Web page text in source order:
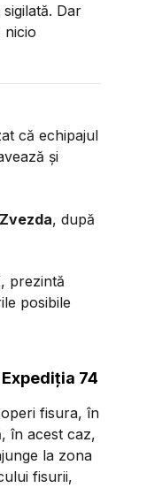
Dar
nicio
că echipajul
și
Zvezda, după
prezintă
posibile
74
fisura, în
în acest caz,
la zona
fisurii,